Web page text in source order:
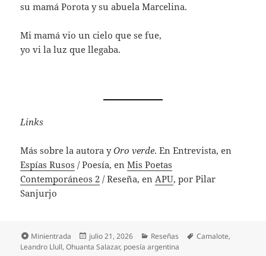
su mamá Porota y su abuela Marcelina.
Mi mamá vio un cielo que se fue,
yo vi la luz que llegaba.
Links
Más sobre la autora yOro verde. En Entrevista, en
Espías Rusos / Poesía, enMis Poetas
Contemporáneos 2 / Reseña, enAPU, por Pilar
Sanjurjo
Formato
Minientrada
Publicado
el
julio 21, 2026 Categorías
Reseñas Etiquetas
Camalote,
Leandro Llull,Ohuanta Salazar, poesía argentina